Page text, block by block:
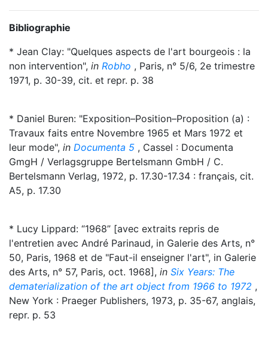
Bibliographie
* Jean Clay: "Quelques aspects de l'art bourgeois : la
non intervention", in Robho , Paris, n° 5/6, 2e trimestre
1971, p. 30-39, cit. et repr. p. 38
* Daniel Buren: "Exposition–Position–Proposition (a) :
Travaux faits entre Novembre 1965 et Mars 1972 et
leur mode", in Documenta 5 , Cassel : Documenta
GmgH / Verlagsgruppe Bertelsmann GmbH / C.
Bertelsmann Verlag, 1972, p. 17.30-17.34 : français, cit.
A5, p. 17.30
* Lucy Lippard: “1968” [avec extraits repris de
l'entretien avec André Parinaud, in Galerie des Arts, n°
50, Paris, 1968 et de "Faut-il enseigner l'art", in Galerie
des Arts, n° 57, Paris, oct. 1968], in Six Years: The
dematerialization of the art object from 1966 to 1972 ,
New York : Praeger Publishers, 1973, p. 35-67, anglais,
repr. p. 53